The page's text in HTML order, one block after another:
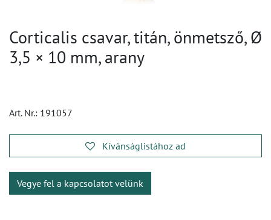
Corticalis csavar, titán, önmetsző, Ø
3,5 × 10 mm, arany
Art. Nr.: 191057
Kívánságlistához ad
Vegye fel a kapcsolatot velünk